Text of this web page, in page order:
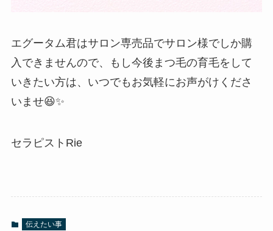
エグータム君はサロン専売品でサロン様でしか購
入できませんので、もし今後まつ毛の育毛をして
いきたい方は、いつでもお気軽にお声がけくださ
いませ😆✨
セラピストRie
伝えたい事